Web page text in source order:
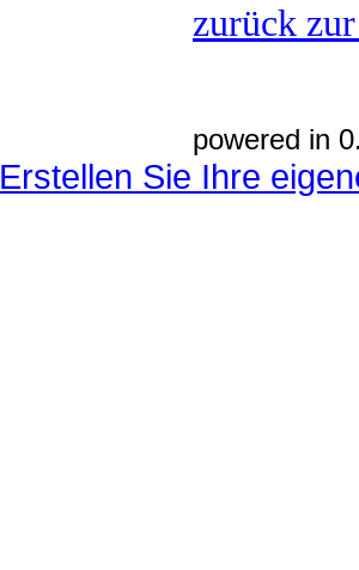
zurück
powered in
Erstellen Sie Ihre